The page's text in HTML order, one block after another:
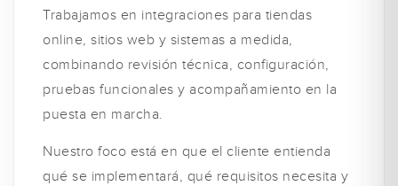
Trabajamos en integraciones para tiendas
online, sitios web y sistemas a medida,
combinando revisión técnica, configuración,
pruebas funcionales y acompañamiento en la
puesta en marcha.
Nuestro foco está en que el cliente entienda
qué se implementará, qué requisitos necesita y